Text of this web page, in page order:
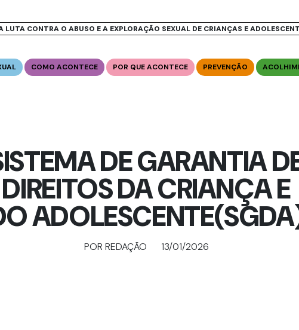
LUTA CONTRA O ABUSO E A EXPLORAÇÃO SEXUAL DE CRIANÇAS E
COMO ACONTECE POR QUE ACONTECE PREVENÇÃO
DE GARANTIA
DIREITOS DA CRIANÇA E
POR REDAÇÃO 13/01/2026